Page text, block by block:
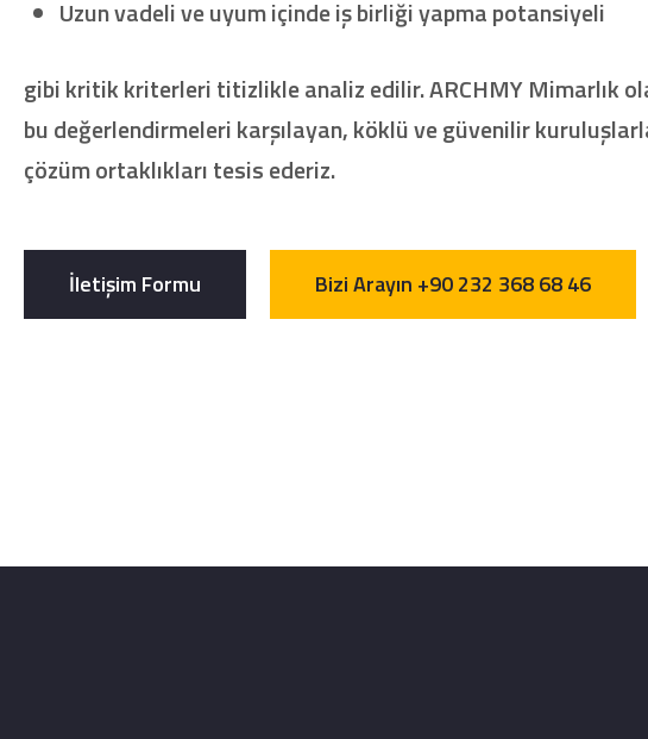
Uzun vadeli ve uyum içinde iş birliği yapma potansiyeli
gibi kritik kriterleri titizlikle analiz edilir. ARCHMY Mimarlık
bu değerlendirmeleri karşılayan, köklü ve güvenilir
çözüm ortaklıkları tesis ederiz.
İletişim Formu Bizi Arayın +90 232 368 68 46